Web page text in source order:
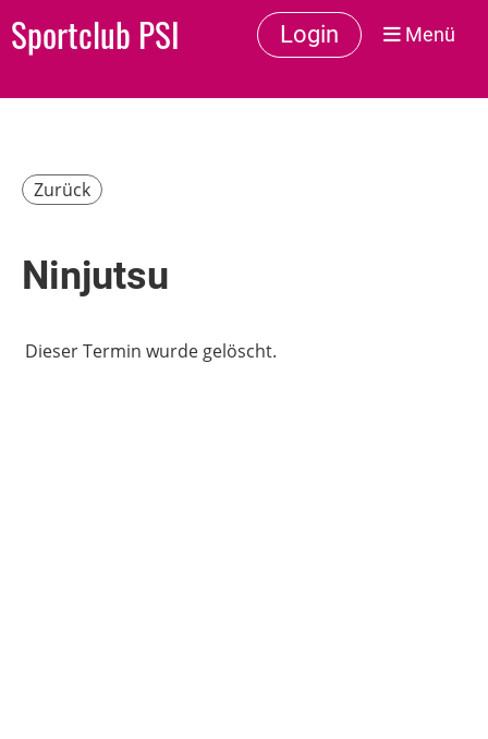
Sportclub PSI Login Menü
Zurück
Ninjutsu
Dieser Termin wurde gelöscht.